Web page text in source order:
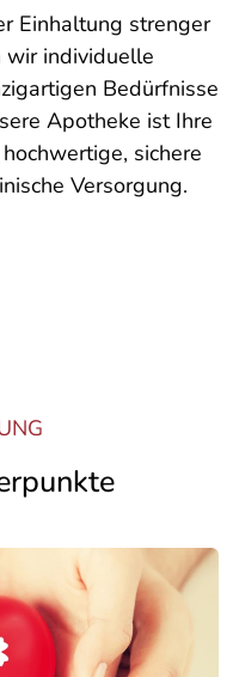
Einhaltung strenger
wir individuelle
Bedürfnisse
Apotheke ist Ihre
sichere
Versorgung.